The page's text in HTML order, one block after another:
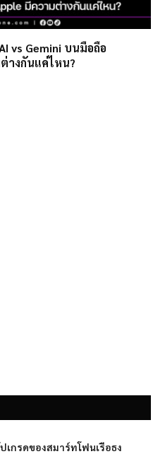
vs Gemini บนมือถือ
างกันแค่ไหน?
เกรดของสมาร์ทโฟนเรือธง